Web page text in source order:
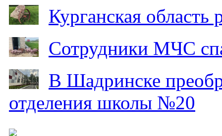
Курганская
Сотрудники МЧС
В Шадринске
отделения школы №20